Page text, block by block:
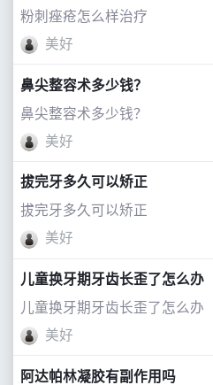
粉刺痤疮怎么样治疗
美好
鼻尖整容术多少钱？
鼻尖整容术多少钱？
美好
拔完牙多久可以矫正
拔完牙多久可以矫正
美好
儿童换牙期牙齿长歪了怎么办
儿童换牙期牙齿长歪了怎么办
美好
阿达帕林凝胶有副作用吗